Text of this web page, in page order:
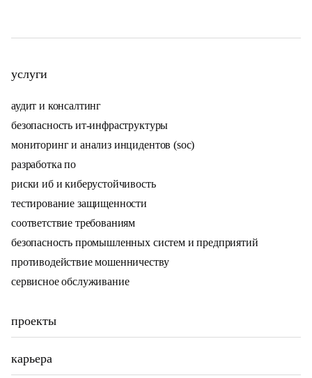
услуги
аудит и консалтинг
безопасность ит-инфраструктуры
мониторинг и анализ инцидентов (soc)
разработка по
риски иб и киберустойчивость
тестирование защищенности
соответствие требованиям
безопасность промышленных систем и предприятий
противодействие мошенничеству
сервисное обслуживание
проекты
карьера